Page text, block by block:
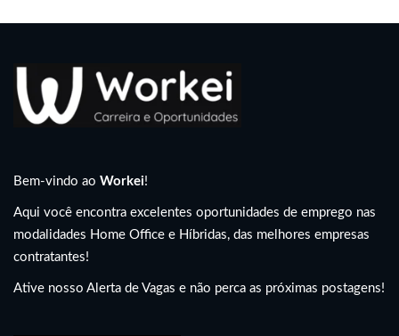
Bem-vindo ao Workei!
Aqui você encontra excelentes oportunidades de emprego nas
modalidades Home Office e Híbridas, das melhores empresas
contratantes!
Ative nosso Alerta de Vagas e não perca as próximas postagens!